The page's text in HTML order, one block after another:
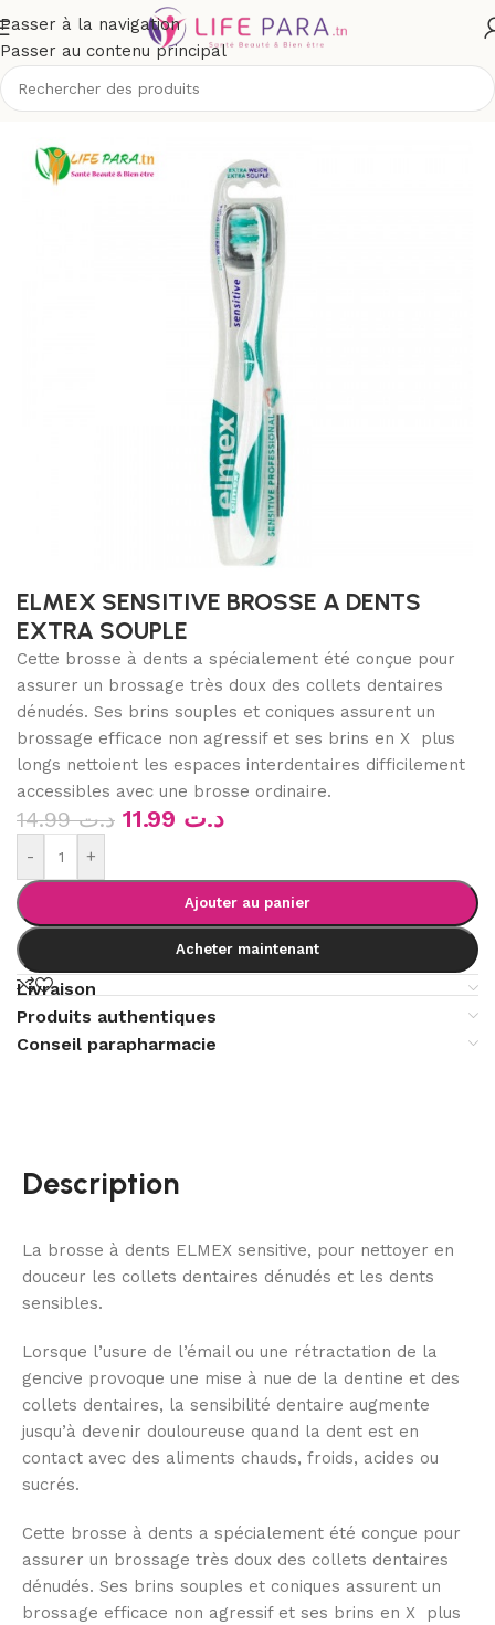
Passer à la navigation
Passer au contenu principal
/Boutique/Hygiène/Soins buccodentaires/Brosses à dents
ELMEX SENSITIVE BROSSE A DENTS
EXTRA SOUPLE
Cette brosse à dents a spécialement été conçue pour
assurer un brossage très doux des collets dentaires
dénudés. Ses brins souples et coniques assurent un
brossage efficace non agressif et ses brins en X plus
longs nettoient les espaces interdentaires difficilement
accessibles avec une brosse ordinaire.
د.ت14.99 د.ت
- +
Ajouter au panier
Acheter maintenant
Livraison
Produits authentiques
Conseil parapharmacie
Description
La brosse à dents ELMEX sensitive, pour nettoyer en
douceur les collets dentaires dénudés et les dents
sensibles.
Lorsque l’usure de l’émail ou une rétractation de la
gencive provoque une mise à nue de la dentine et des
collets dentaires, la sensibilité dentaire augmente
jusqu’à devenir douloureuse quand la dent est en
contact avec des aliments chauds, froids, acides ou
sucrés.
Cette brosse à dents a spécialement été conçue pour
assurer un brossage très doux des collets dentaires
dénudés. Ses brins souples et coniques assurent un
brossage efficace non agressif et ses brins en X plus